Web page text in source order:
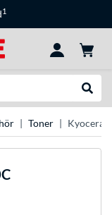
1
Toner Kyocera